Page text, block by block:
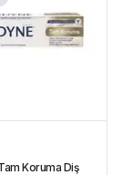
Koruma Diş